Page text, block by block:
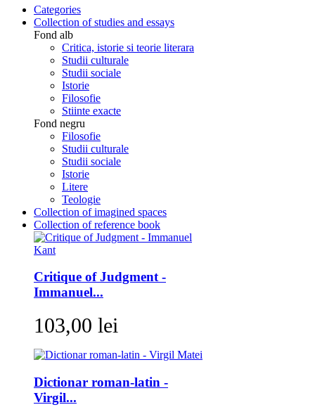
Categories
Collection of studies and essays
Fond alb
Critica, istorie si teorie literara
Studii culturale
Studii sociale
Istorie
Filosofie
Stiinte exacte
Fond negru
Filosofie
Studii culturale
Studii sociale
Istorie
Litere
Teologie
Collection of imagined spaces
Collection of reference book
Critique of Judgment -
Immanuel...
103,00 lei
Dictionar roman-latin -
Virgil...